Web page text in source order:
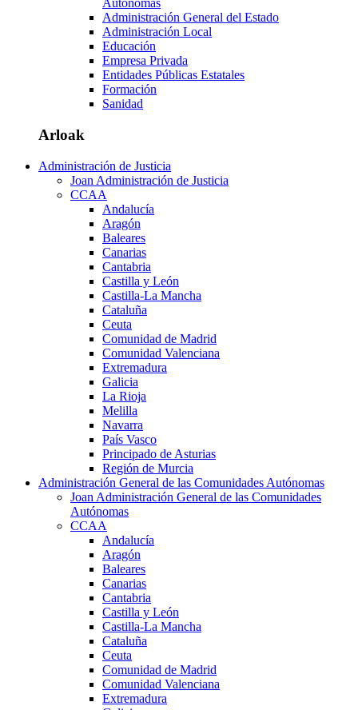
Autónomas
Administración General del Estado
Administración Local
Educación
Empresa Privada
Entidades Públicas Estatales
Formación
Sanidad
Arloak
Administración de Justicia
Joan Administración de Justicia
CCAA
Andalucía
Aragón
Baleares
Canarias
Cantabria
Castilla y León
Castilla-La Mancha
Cataluña
Ceuta
Comunidad de Madrid
Comunidad Valenciana
Extremadura
Galicia
La Rioja
Melilla
Navarra
País Vasco
Principado de Asturias
Región de Murcia
Administración General de las Comunidades Autónomas
Joan Administración General de las Comunidades
Autónomas
CCAA
Andalucía
Aragón
Baleares
Canarias
Cantabria
Castilla y León
Castilla-La Mancha
Cataluña
Ceuta
Comunidad de Madrid
Comunidad Valenciana
Extremadura